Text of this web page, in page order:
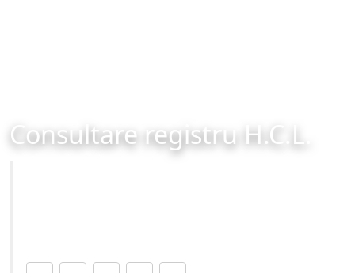
Consultare registru H.C.L.